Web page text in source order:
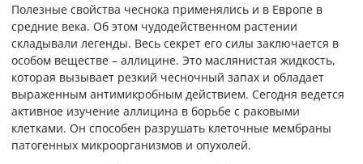
Полезные свойства чеснока применялись и в Европе в
средние века. Об этом чудодейственном растении
складывали легенды. Весь секрет его силы заключается в
особом веществе – аллицине. Это маслянистая жидкость,
которая вызывает резкий чесночный запах и обладает
выраженным антимикробным действием. Сегодня ведется
активное изучение аллицина в борьбе с раковыми
клетками. Он способен разрушать клеточные мембраны
патогенных микроорганизмов и опухолей.